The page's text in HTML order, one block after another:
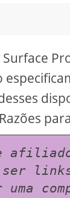
ser